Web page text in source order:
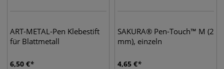
ART-METAL-Pen Klebestift
für Blattmetall
6,50 €
SAKURA® Pen-Touch™ M (2
mm), einzeln
4,65 €